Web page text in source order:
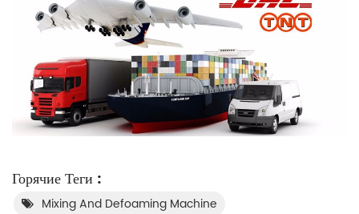
Горячие Теги :
Mixing And Defoaming Machine